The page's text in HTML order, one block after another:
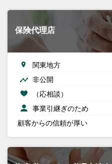
保険代理店
関東地方
非公開
（応相談）
事業引継ぎのため
顧客からの信頼が厚い